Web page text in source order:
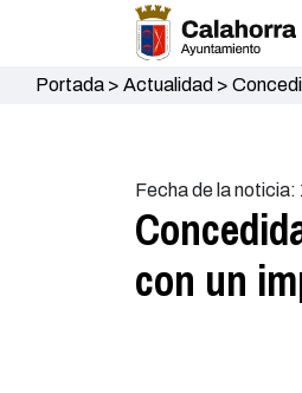
Portada> Actualidad >
Fecha de la
con un